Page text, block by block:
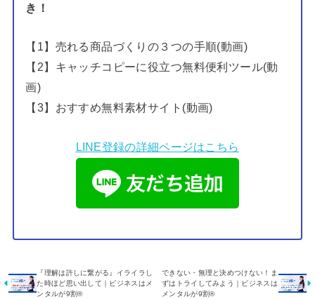
き！
【1】売れる商品づくりの３つの手順(動画)
【2】キャッチコピーに役立つ無料便利ツール(動
画)
【3】おすすめ無料素材サイト(動画)
LINE登録の詳細ページはこちら
『理解は許しに繋がる』イライラし
た時ほど思い出して｜ビジネスはメ
ンタルが9割®️
できない・無理と決めつけない！ま
ずはトライしてみよう｜ビジネスは
メンタルが9割®️